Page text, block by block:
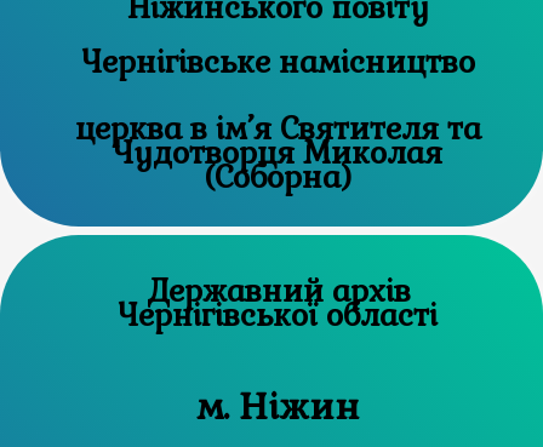
Чернігівське намісництво
церква в ім’я Святителя та
Чудотворця Миколая
(Соборна)
Державний архів
Чернігівської області
м. Ніжин